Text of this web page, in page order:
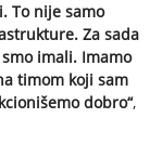
To nije samo
Za sada
imali. Imamo
timom koji sam
dobro“,